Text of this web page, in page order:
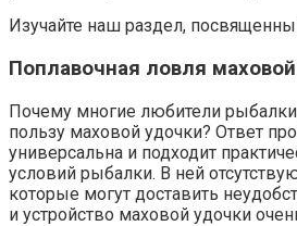
Изучайте наш раздел,
Поплавочная ловля
Почему многие любители
пользу маховой удочки? Ответ
универсальна и подходит
условий рыбалки. В ней
которые могут доставить
и устройство маховой удочки